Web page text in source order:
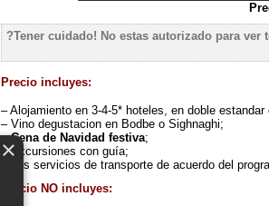
?Tener cuidado! No estas autorizado para ver
Precio incluyes:
– Alojamiento en 3-4-5* hoteles, en doble estandar
– Vino degustacion en Bodbe o Sighnaghi;
–Cena de Navidad festiva;
– Excursiones con guía;
– Los servicios de transporte de acuerdo del
Precio NO incluyes:
×